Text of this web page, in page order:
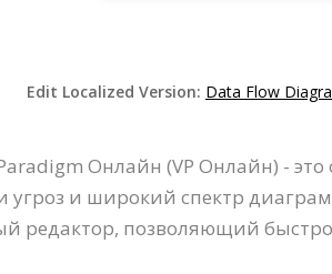
Edit Localized Version: Data Flow
Онлайн (VP Онлайн) -
угроз и широкий спектр
редактор, позволяющий быстро